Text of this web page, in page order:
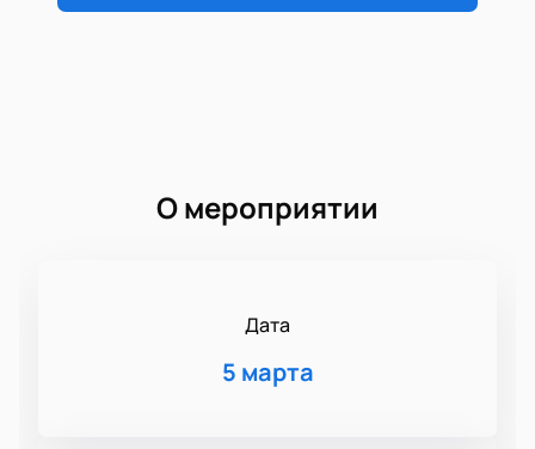
О мероприятии
Дата
5 марта